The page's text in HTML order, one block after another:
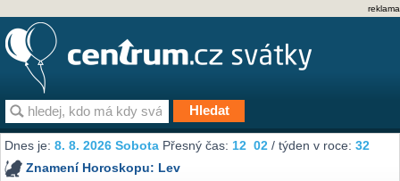
reklama
Dnes je:8. 8. 2026 Sobota Přesný čas:12 02 / týden v roce:32
Znamení Horoskopu: Lev